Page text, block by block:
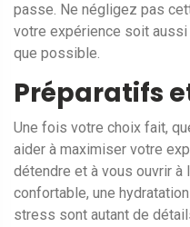
passe. Ne négligez pas
votre expérience soit
que possible.
Préparatifs
Une fois votre choix fait,
aider à maximiser votre
détendre et à vous ouvrir à
confortable, une
stress sont autant de